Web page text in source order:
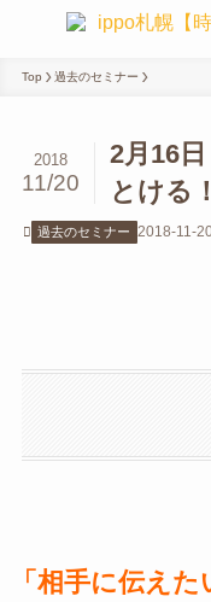
Top 過去のセミナー
2月16
とける
2018
11/20
過去のセミナー 2018-11-
「相手に伝え